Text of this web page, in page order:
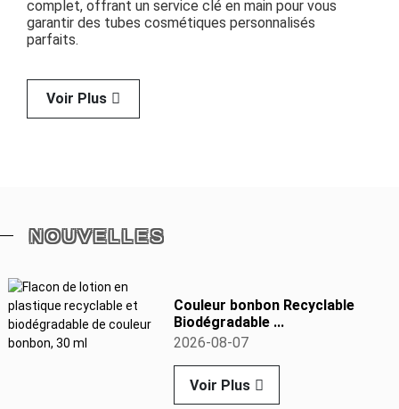
complet, offrant un service clé en main pour vous
garantir des tubes cosmétiques personnalisés
parfaits.
Voir Plus
NOUVELLES
Couleur bonbon Recyclable
Biodégradable ...
2026-08-07
Voir Plus